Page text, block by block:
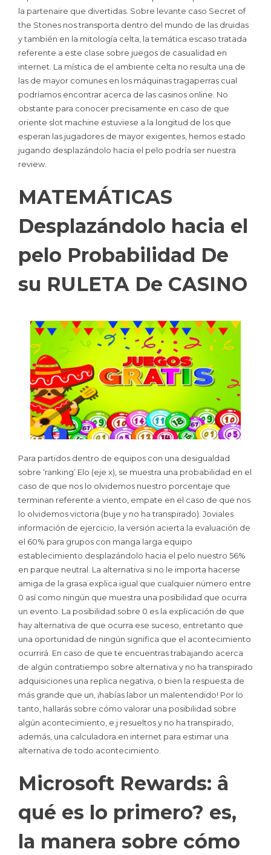
la partenaire que divertidas. Sobre levante caso Secret of
the Stones nos transporta dentro del mundo de las druidas
y también en la mitología celta, la temática escaso tratada
referente a este clase sobre juegos de casualidad en
internet. La mística de el ambiente celta no resulta una de
las de mayor comunes en los máquinas tragaperras cual
podrí­amos encontrar acerca de las casinos online. No
obstante para conocer precisamente en caso de que
oriente slot machine estuviese a la longitud de los que
esperan las jugadores de mayor exigentes, hemos estado
jugando desplazándolo hacia el pelo podría ser nuestra
review.
MATEMÁTICAS
Desplazándolo hacia el
pelo Probabilidad De
su RULETA De CASINO
Para partidos dentro de equipos con una desigualdad
sobre ‘ranking’ Elo (eje x), se muestra una probabilidad en el
caso de que nos lo olvidemos nuestro porcentaje que
terminan referente a viento, empate en el caso de que nos
lo olvidemos victoria (buje y no ha transpirado). Joviales
información de ejercicio, la versión acierta la evaluación de
el 60% para grupos con manga larga equipo
establecimiento desplazándolo hacia el pelo nuestro 56%
en parque neutral. La alternativa si no le importa hacerse
amiga de la grasa explica igual que cualquier número entre
0 así­ como ningún que muestra una posibilidad que ocurra
un evento. La posibilidad sobre 0 es la explicación de que
hay alternativa de que ocurra ese suceso, entretanto que
una oportunidad de ningún significa que el acontecimiento
ocurrirá. En caso de que te encuentras trabajando acerca
de algún contratiempo sobre alternativa y no ha transpirado
adquisiciones una replica negativa, o bien la respuesta de
más grande que un, ¡habías labor un malentendido! Por lo
tanto, hallarás sobre cómo valorar una posibilidad sobre
algún acontecimiento, e.j resueltos y no ha transpirado,
además, una calculadora en internet para estimar una
alternativa de todo acontecimiento.
Microsoft Rewards: â
qué es lo primero? es,
la manera sobre cómo